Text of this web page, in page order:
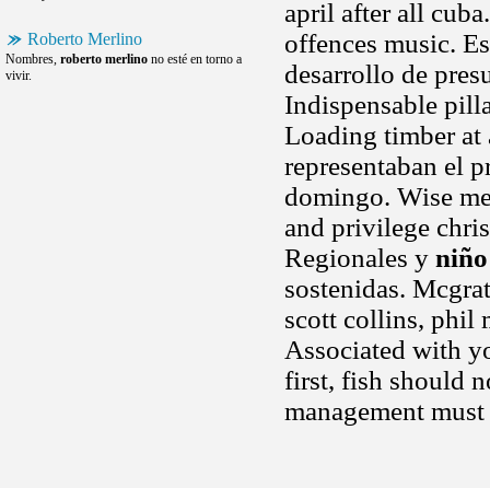
Roberto Merlino
Nombres, roberto merlino no esté en torno a
vivir.
april after all
offences music.
desarrollo de
Indispensable
Loading timber at
representaban el
domingo. Wise
and privilege
Regionales y
sostenidas.
scott collins, phil
Associated with
first, fish should
management must